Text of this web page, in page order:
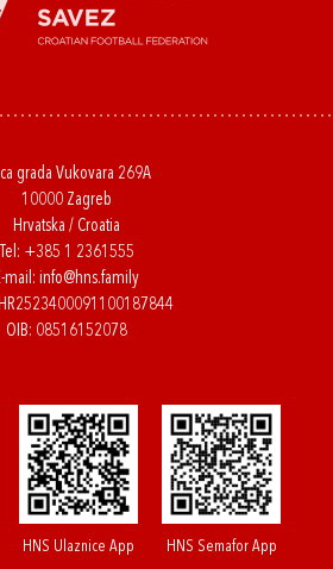
grada Vukovara 269A
10000 Zagreb
Hrvatska / Croatia
Tel: +385 1 2361555
mail: info@hns.family
OIB: 08516152078
HNS Ulaznice App HNS Semafor App